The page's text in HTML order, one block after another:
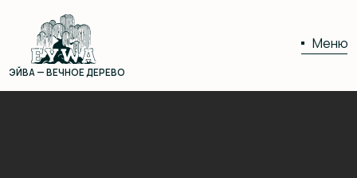
ЭЙВА — ВЕЧНОЕ ДЕРЕВО